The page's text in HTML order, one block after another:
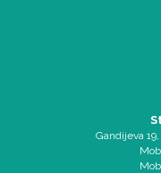
Gandijeva